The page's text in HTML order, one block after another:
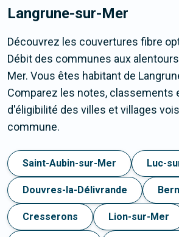
Langrune-sur-Mer
Découvrez les couvertures fibre
Débit des communes aux
Mer. Vous êtes habitant de
Comparez les notes, classements
d'éligibilité des villes et villages
commune.
Saint-Aubin-sur-Mer Luc-
Douvres-la-Délivrande
Cresserons Lion-sur-Mer